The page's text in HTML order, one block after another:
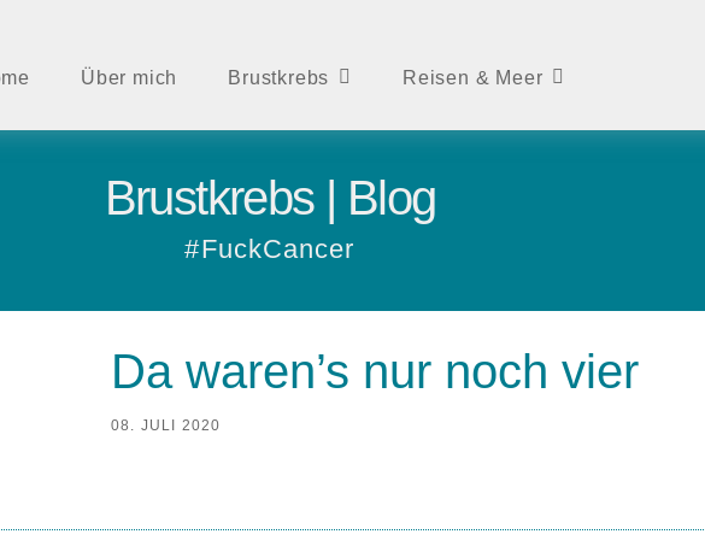
Über mich Brustkrebs Reisen & Meer
Brustkrebs | Blog
#FuckCancer
Da waren’s nur noch vier
08. JULI 2020